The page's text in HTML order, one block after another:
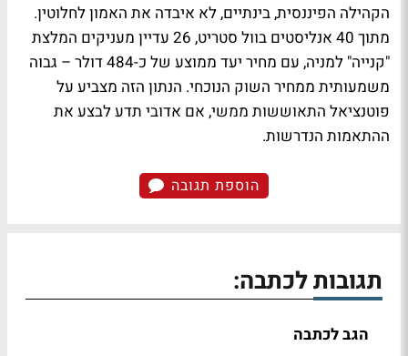
הקהילה הפיננסית, בינתיים, לא איבדה את האמון לחלוטין.
מתוך 40 אנליסטים בוול סטריט, 26 עדיין מעניקים המלצת
"קנייה" למניה, עם מחיר יעד ממוצע של כ-484 דולר – גבוה
משמעותית ממחיר השוק הנוכחי. הנתון הזה מצביע על
פוטנציאל התאוששות ממשי, אם אדובי תדע לבצע את
ההתאמות הנדרשות.
הוספת תגובה
תגובות לכתבה:
הגב לכתבה